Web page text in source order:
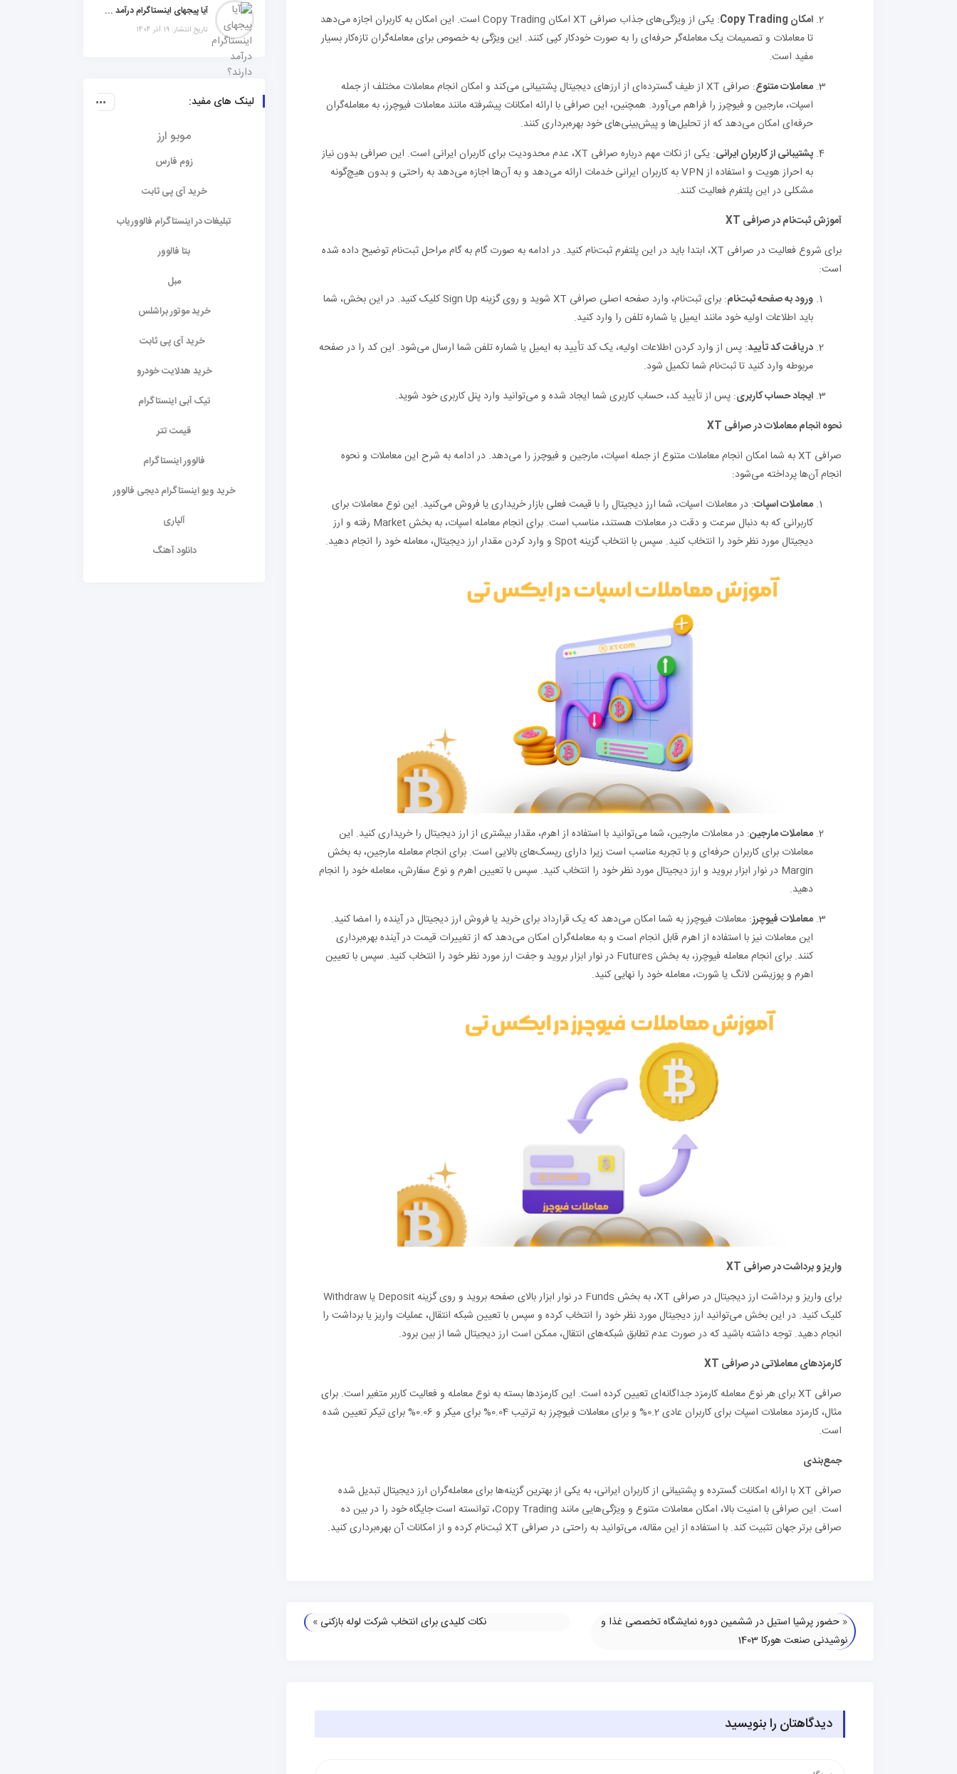
امکان Copy Trading
: یکی از ویژگی‌های جذاب صرافی XT امکان Copy Trading است. این امکان به کاربران اجازه می‌دهد
تا معاملات و تصمیمات یک معامله‌گر حرفه‌ای را به صورت خودکار کپی کنند. این ویژگی به خصوص برای معامله‌گران تازه‌کار بسیار
مفید است.
معاملات متنوع
: صرافی XT از طیف گسترده‌ای از ارزهای دیجیتال پشتیبانی می‌کند و امکان انجام معاملات مختلف از جمله
اسپات، مارجین و فیوچرز را فراهم می‌آورد. همچنین، این صرافی با ارائه امکانات پیشرفته مانند معاملات فیوچرز، به معامله‌گران
حرفه‌ای امکان می‌دهد که از تحلیل‌ها و پیش‌بینی‌های خود بهره‌برداری کنند.
پشتیبانی از کاربران ایرانی
: یکی از نکات مهم درباره صرافی XT، عدم محدودیت برای کاربران ایرانی است. این صرافی بدون نیاز
به احراز هویت و استفاده از VPN به کاربران ایرانی خدمات ارائه می‌دهد و به آن‌ها اجازه می‌دهد به راحتی و بدون هیچ‌گونه
مشکلی در این پلتفرم فعالیت کنند.
آموزش ثبت‌نام در صرافی XT
برای شروع فعالیت در صرافی XT، ابتدا باید در این پلتفرم ثبت‌نام کنید. در ادامه به صورت گام به گام مراحل ثبت‌نام توضیح داده شده
است:
ورود به صفحه ثبت‌نام
: برای ثبت‌نام، وارد صفحه اصلی صرافی XT شوید و روی گزینه Sign Up کلیک کنید. در این بخش، شما
باید اطلاعات اولیه خود مانند ایمیل یا شماره تلفن را وارد کنید.
دریافت کد تأیید: پس از وارد کردن اطلاعات اولیه، یک کد تأیید به ایمیل یا شماره تلفن شما ارسال می‌شود. این کد را در صفحه
مربوطه وارد کنید تا ثبت‌نام شما تکمیل شود.
ایجاد حساب کاربری: پس از تأیید کد، حساب کاربری شما ایجاد شده و می‌توانید وارد پنل کاربری خود شوید.
نحوه انجام معاملات در صرافی XT
صرافی XT به شما امکان انجام معاملات متنوع از جمله اسپات، مارجین و فیوچرز را می‌دهد. در ادامه به شرح این معاملات و نحوه
انجام آن‌ها پرداخته می‌شود:
معاملات اسپات: در معاملات اسپات، شما ارز دیجیتال را با قیمت فعلی بازار خریداری یا فروش می‌کنید. این نوع معاملات برای
کاربرانی که به دنبال سرعت و دقت در معاملات هستند، مناسب است. برای انجام معامله اسپات، به بخش Market رفته و ارز
دیجیتال مورد نظر خود را انتخاب کنید. سپس با انتخاب گزینه Spot و وارد کردن مقدار ارز دیجیتال، معامله خود را انجام دهید.
معاملات مارجین: در معاملات مارجین، شما می‌توانید با استفاده از اهرم، مقدار بیشتری از ارز دیجیتال را خریداری کنید. این
معاملات برای کاربران حرفه‌ای و با تجربه مناسب است زیرا دارای ریسک‌های بالایی است. برای انجام معامله مارجین، به بخش
Margin در نوار ابزار بروید و ارز دیجیتال مورد نظر خود را انتخاب کنید. سپس با تعیین اهرم و نوع سفارش، معامله خود را انجام
دهید.
معاملات فیوچرز: معاملات فیوچرز به شما امکان می‌دهد که یک قرارداد برای خرید یا فروش ارز دیجیتال در آینده را امضا کنید.
این معاملات نیز با استفاده از اهرم قابل انجام است و به معامله‌گران امکان می‌دهد که از تغییرات قیمت در آینده بهره‌برداری
کنند. برای انجام معامله فیوچرز، به بخش Futures در نوار ابزار بروید و جفت ارز مورد نظر خود را انتخاب کنید. سپس با تعیین
اهرم و پوزیشن لانگ یا شورت، معامله خود را نهایی کنید.
واریز و برداشت در صرافی XT
برای واریز و برداشت ارز دیجیتال در صرافی XT، به بخش Funds در نوار ابزار بالای صفحه بروید و روی گزینه Deposit یا Withdraw
کلیک کنید. در این بخش می‌توانید ارز دیجیتال مورد نظر خود را انتخاب کرده و سپس با تعیین شبکه انتقال، عملیات واریز یا برداشت را
انجام دهید. توجه داشته باشید که در صورت عدم تطابق شبکه‌های انتقال، ممکن است ارز دیجیتال شما از بین برود.
کارمزدهای معاملاتی در صرافی XT
صرافی XT برای هر نوع معامله کارمزد جداگانه‌ای تعیین کرده است. این کارمزدها بسته به نوع معامله و فعالیت کاربر متغیر است. برای
مثال، کارمزد معاملات اسپات برای کاربران عادی 0.2% و برای معاملات فیوچرز به ترتیب 0.04% برای میکر و 0.06% برای تیکر تعیین شده
است.
جمع‌بندی
صرافی XT با ارائه امکانات گسترده و پشتیبانی از کاربران ایرانی، به یکی از بهترین گزینه‌ها برای معامله‌گران ارز دیجیتال تبدیل شده
است. این صرافی با امنیت بالا، امکان معاملات متنوع و ویژگی‌هایی مانند Copy Trading، توانسته است جایگاه خود را در بین ده
صرافی برتر جهان تثبیت کند. با استفاده از این مقاله، می‌توانید به راحتی در صرافی XT ثبت‌نام کرده و از امکانات آن بهره‌برداری کنید.
« حضور پرشیا استیل در ششمین دوره نمایشگاه تخصصی غذا و
نوشیدنی صنعت هورکا 1403
نکات کلیدی برای انتخاب شرکت لوله بازکنی »
دیدگاهتان را بنویسید
آیا پیجهای اینستاگرام درآمد دارند؟ راز موفقیت با استراتژی هوشمندانه
تاریخ انتشار: 19 آذر 1404
لینک های مفید:
موبو ارز
زوم فارس
خرید آی پی ثابت
تبلیغات در اینستاگرام فالووریاب
بتا فالوور
مبل
خرید موتور براشلس
خرید آی پی ثابت
خرید هدلایت خودرو
تیک آبی اینستاگرام
قیمت تتر
فالوور اینستاگرام
خرید ویو اینستاگرام دیجی فالوور
آلپاری
دانلود آهنگ